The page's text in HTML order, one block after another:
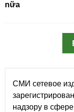
nữa
СМИ сетевое
надзору в